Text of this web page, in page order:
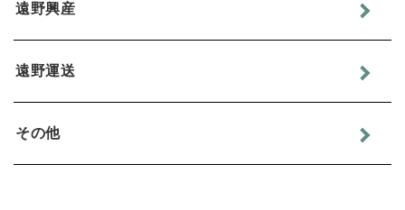
遠野興産
遠野運送
その他